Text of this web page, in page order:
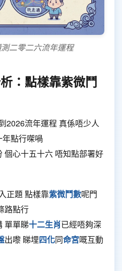
二零二六流年運程
：點樣靠紫微鬥
2026流年運程 真係唔少人
點行㗎喎
個心十五十六 唔知點部署好
正題 點樣靠紫微鬥數呢門
路點行
單單睇十二生肖已經唔夠深
出嚟 睇埋四化同命宮嘅互動